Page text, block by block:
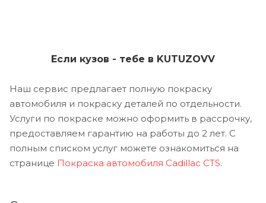
Если кузов - тебе в KUTUZOVV
Наш сервис предлагает полную покраску
автомобиля и покраску деталей по отдельности.
Услуги по покраске можно оформить в рассрочку,
предоставляем гарантию на работы до 2 лет. С
полным списком услуг можете ознакомиться на
странице Покраска автомобиля Cadillac CTS.